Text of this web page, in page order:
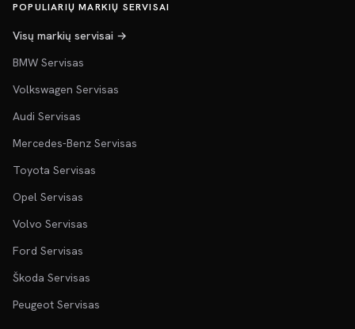
POPULIARIŲ MARKIŲ SERVISAI
Visų markių servisai →
BMW Servisas
Volkswagen Servisas
Audi Servisas
Mercedes-Benz Servisas
Toyota Servisas
Opel Servisas
Volvo Servisas
Ford Servisas
Škoda Servisas
Peugeot Servisas